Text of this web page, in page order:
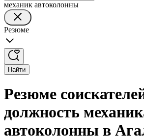
механик автоколонны
Резюме
Найти
Резюме
должность
автоколонны в